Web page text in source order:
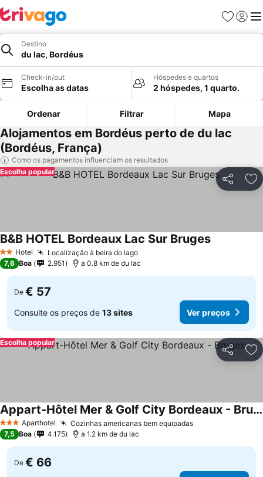
Favoritos
Iniciar
Destino
du lac, Bordéus
Check-in/out
Escolha as datas
Hóspedes e quartos
2 hóspedes, 1 quarto.
Ordenar Filtrar Mapa
Alojamentos em Bordéus perto de du lac
(Bordéus, França)
Como os pagamentos influenciam os resultados
Partilhar
Escolha popular
2 Estrelas
Hotel Localização à beira do lago
B&B HOTEL Bordeaux Lac Sur Bruges
7,6 Boa 2.951 a 0.8 km de du lac
De € 57
Consulte os preços de 13 sites Ver preços
Partilhar
Escolha popular
3 EstrelasAparthotel Cozinhas americanas bem equipadas
Appart-Hôtel Mer & Golf City Bordeaux - Bruges
7,5 Boa 4.175 a 1.2 km de du lac
De € 66